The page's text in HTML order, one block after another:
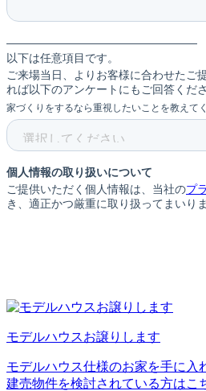
モデルハウスお譲りします
モデルハウス仕様のお家を手に入
建売物件を検討されている方はこ